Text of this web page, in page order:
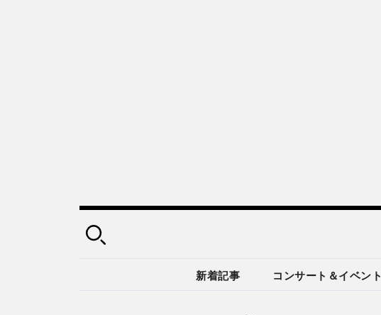
新着記事 コンサート＆イベント